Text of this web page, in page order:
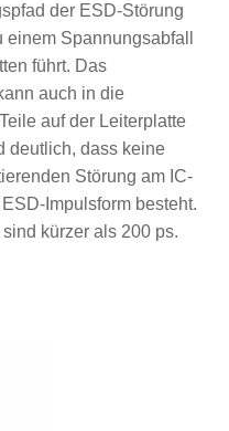
der ESD-Störung
Spannungsabfall
führt. Das
auch in die
auf der Leiterplatte
deutlich, dass keine
Störung am IC-
Impulsform besteht.
kürzer als 200 ps.